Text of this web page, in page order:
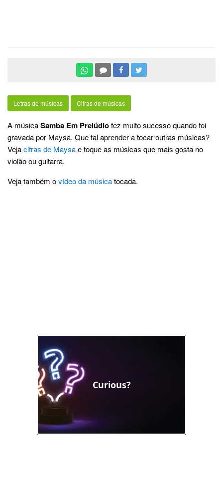
Letras de músicas Cifras de músicas
A músicaSamba Em Prelúdiofez muito sucesso quando foi
gravada por Maysa. Que tal aprender a tocar outras músicas?
Vejacifras de Maysae toque as músicas que mais gosta no
violão ou guitarra.
Veja também ovídeo da músicatocada.